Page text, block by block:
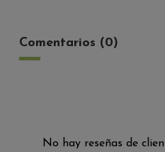
Comentarios (0)
No hay reseñas de